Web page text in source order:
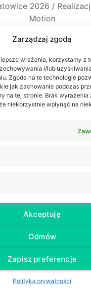
Zarządzaj zgodą
wrażenia, korzystamy z
i/lub
Zgoda na te technologie
jak zachowanie podczas
na tej stronie. Brak wyrażenia
niekorzystnie wpłynąć na
Akceptuję
Odmów
Zapisz preferencje
Polityka prywatności
2026 /
Motion